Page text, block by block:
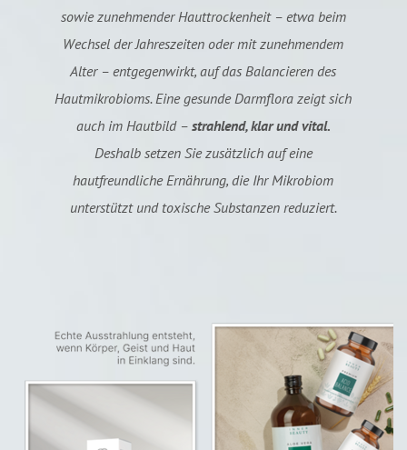
sowie zunehmender Hauttrockenheit – etwa beim
Wechsel der Jahreszeiten oder mit zunehmendem
Alter – entgegenwirkt, auf das Balancieren des
Hautmikrobioms. Eine gesunde Darmflora zeigt sich
auch im Hautbild – strahlend, klar und vital.
Deshalb setzen Sie zusätzlich auf eine
hautfreundliche Ernährung, die Ihr Mikrobiom
unterstützt und toxische Substanzen reduziert.